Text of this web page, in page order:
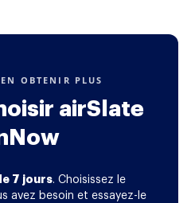
OBTENIR PLUS
airSlate
7 jours. Choisissez le
avez besoin et essayez-le